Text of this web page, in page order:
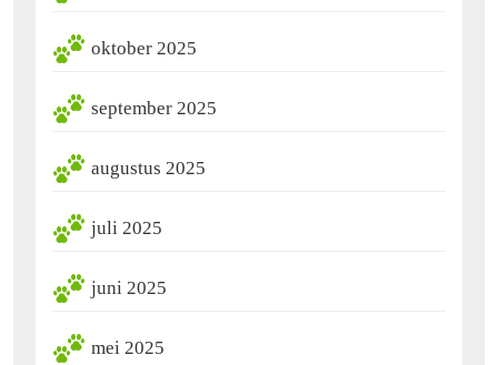
oktober 2025
september 2025
augustus 2025
juli 2025
juni 2025
mei 2025